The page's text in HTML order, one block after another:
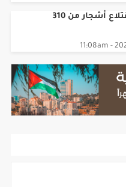
الاحتلال يخطر باقتلاع أشجار من 310